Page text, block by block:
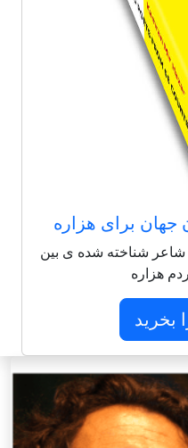
جهان برای هزاره
مجموعه شعر بی نظیر از 125 شاعر شناخته شده ی بین
هزاره
بخرید